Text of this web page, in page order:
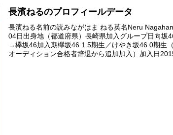
長濱ねるのプロフィールデータ
長濱ねる名前の読みながはま ねる英名Neru
04日出身地（都道府県）長崎県加入グループ日向坂
→欅坂46加入期欅坂46 1.5期生／けやき坂46 0期生
オーディション合格者辞退から追加加入）加入日